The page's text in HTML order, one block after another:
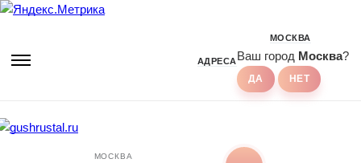
АДРЕСА
МОСКВА
Ваш город Москва?
МОСКВА